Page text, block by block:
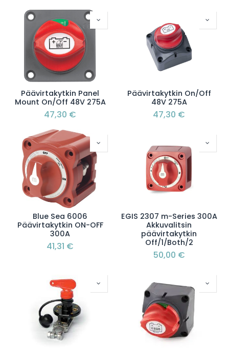
Päävirtakytkin Panel
Mount On/Off 48V 275A
47,30 €
Päävirtakytkin On/Off
48V 275A
47,30 €
Blue Sea 6006
Päävirtakytkin ON-OFF
300A
41,31 €
EGIS 2307 m-Series 300A
Akkuvalitsin
päävirtakytkin
Off/1/Both/2
50,00 €